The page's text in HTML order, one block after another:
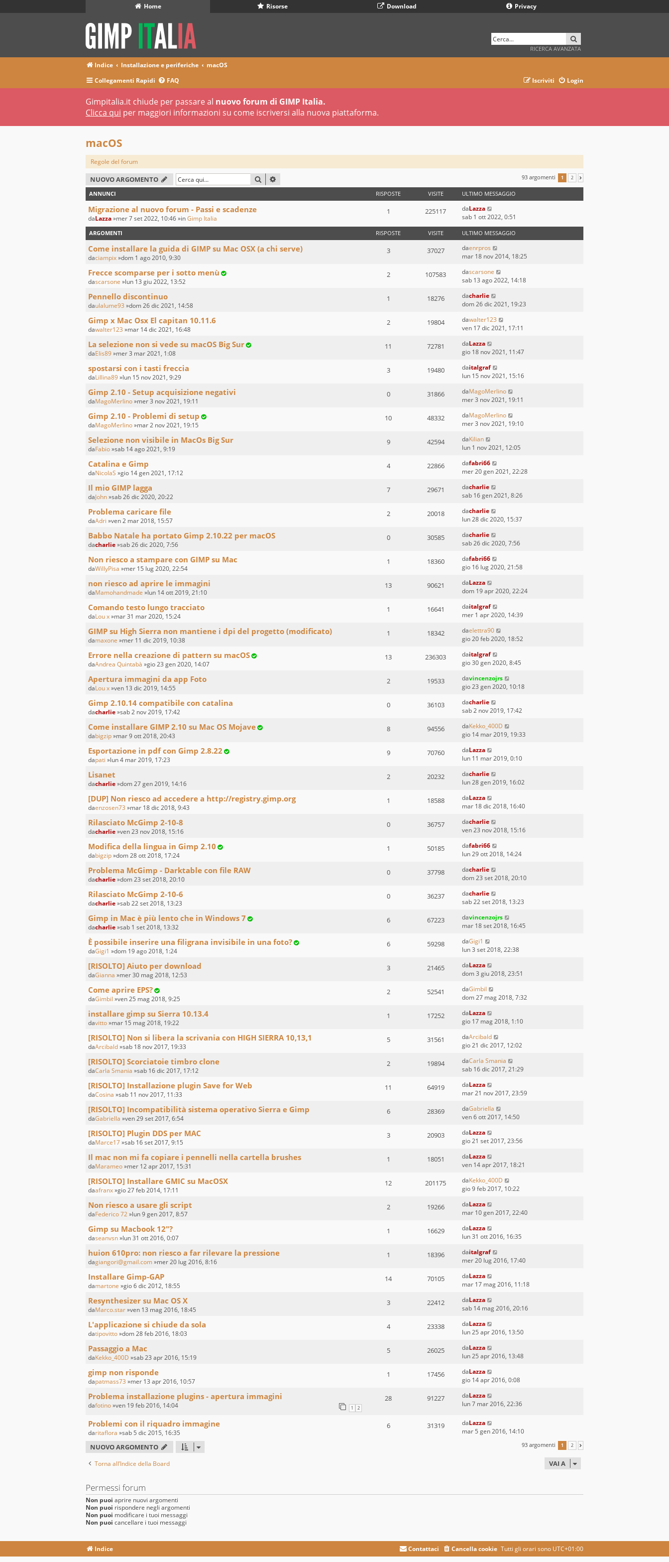
Home Risorse Download Privacy
RICERCA AVANZATA
Indice Installazione e periferiche
macOS
Collegamenti Rapidi
FAQ Login
Iscriviti
Gimpitalia.it chiude per passare al nuovo forum di GIMP Italia.
Clicca qui per maggiori informazioni su come iscriversi alla nuova piattaforma.
macOS
Regole del forum
NUOVO ARGOMENTO CERCA 93 argomenti 1 2
ANNUNCI RISPOSTE VISITE ULTIMO MESSAGGIO
Migrazione al nuovo forum - Passi e scadenze
daLazza»mer 7 set 2022, 10:46 »inGimp Italia
1 225117 daLazza
sab 1 ott 2022, 0:51
ARGOMENTI RISPOSTE VISITE ULTIMO MESSAGGIO
Come installare la guida di GIMP su Mac OSX (a chi serve)
daciampix»dom 1 ago 2010, 9:30
3 37027 daenrpros
mar 18 nov 2014, 18:25
Frecce scomparse per i sotto menù
dascarsone »lun 13 giu 2022, 13:52
2 107583 dascarsone
sab 13 ago 2022, 14:18
Pennello discontinuo
daulalume93 »dom 26 dic 2021, 14:58
1 18276 dacharlie
dom 26 dic 2021, 19:23
Gimp x Mac Osx El capitan 10.11.6
dawalter123 »mar 14 dic 2021, 16:48
2 19804 dawalter123
ven 17 dic 2021, 17:11
La selezione non si vede su macOS Big Sur
daElis89»mer 3 mar 2021, 1:08
11 72781 daLazza
gio 18 nov 2021, 11:47
spostarsi con i tasti freccia
daLillina89»lun 15 nov 2021, 9:29
3 19480 daitalgraf
lun 15 nov 2021, 15:16
Gimp 2.10 - Setup acquisizione negativi
daMagoMerlino»mer 3 nov 2021, 19:11
0 31866 daMagoMerlino
mer 3 nov 2021, 19:11
Gimp 2.10 - Problemi di setup
daMagoMerlino»mar 2 nov 2021, 19:15
10 48332 daMagoMerlino
mer 3 nov 2021, 19:10
Selezione non visibile in MacOs Big Sur
daFabio»sab 14 ago 2021, 9:19
9 42594 daKilian
lun 1 nov 2021, 12:05
Catalina e Gimp
daNicolaS »gio 14 gen 2021, 17:12
4 22866 dafabri66
mer 20 gen 2021, 22:28
Il mio GIMP lagga
daJohn»sab 26 dic 2020, 20:22
7 29671 dacharlie
sab 16 gen 2021, 8:26
Problema caricare file
daAdri »ven 2 mar 2018, 15:57
2 20018 dacharlie
lun 28 dic 2020, 15:37
Babbo Natale ha portato Gimp 2.10.22 per macOS
dacharlie»sab 26 dic 2020, 7:56
0 30585 dacharlie
sab 26 dic 2020, 7:56
Non riesco a stampare con GIMP su Mac
daWillyPisa »mer 15 lug 2020, 22:54
1 18360 dafabri66
gio 16 lug 2020, 21:58
non riesco ad aprire le immagini
daMamohandmade »lun 14 ott 2019, 21:10
13 90621 daLazza
dom 19 apr 2020, 22:24
Comando testo lungo tracciato
daLou x»mar 31 mar 2020, 15:24
1 16641 daitalgraf
mer 1 apr 2020, 14:39
GIMP su High Sierra non mantiene i dpi del progetto (modificato)
damaxone »mer 11 dic 2019, 10:38
1 18342 daelettra90
gio 20 feb 2020, 18:52
Errore nella creazione di pattern su macOS
daAndrea Quintabà »gio 23 gen 2020, 14:07
13 236303 daitalgraf
gio 30 gen 2020, 8:45
Apertura immagini da app Foto
daLou x»ven 13 dic 2019, 14:55
2 19533 davincenzojrs
gio 23 gen 2020, 10:18
Gimp 2.10.14 compatibile con catalina
dacharlie»sab 2 nov 2019, 17:42
0 36103 dacharlie
sab 2 nov 2019, 17:42
Come installare GIMP 2.10 su Mac OS Mojave
dabigzip»mar 9 ott 2018, 20:43
8 94556 daKekko_400D
gio 14 mar 2019, 19:33
Esportazione in pdf con Gimp 2.8.22
dapati »lun 4 mar 2019, 17:23
9 70760 daLazza
lun 11 mar 2019, 0:10
Lisanet
dacharlie»dom 27 gen 2019, 14:16
2 20232 dacharlie
lun 28 gen 2019, 16:02
[DUP] Non riesco ad accedere a http://registry.gimp.org
daenzosen73 »mar 18 dic 2018, 9:43
1 18588 daLazza
mar 18 dic 2018, 16:40
Rilasciato McGimp 2-10-8
dacharlie»ven 23 nov 2018, 15:16
0 36757 dacharlie
ven 23 nov 2018, 15:16
Modifica della lingua in Gimp 2.10
dabigzip»dom 28 ott 2018, 17:24
1 50185 dafabri66
lun 29 ott 2018, 14:24
Problema McGimp - Darktable con file RAW
dacharlie»dom 23 set 2018, 20:10
0 37798 dacharlie
dom 23 set 2018, 20:10
Rilasciato McGimp 2-10-6
dacharlie»sab 22 set 2018, 13:23
0 36237 dacharlie
sab 22 set 2018, 13:23
Gimp in Mac è più lento che in Windows 7
dacharlie»sab 1 set 2018, 13:32
6 67223 davincenzojrs
mar 18 set 2018, 16:45
È possibile inserire una filigrana invisibile in una foto?
daGigi1 »dom 19 ago 2018, 1:24
6 59298 daGigi1
lun 3 set 2018, 22:38
[RISOLTO] Aiuto per download
daGianna »mer 30 mag 2018, 12:53
3 21465 daLazza
dom 3 giu 2018, 23:51
Come aprire EPS?
daGimbil »ven 25 mag 2018, 9:25
2 52541 daGimbil
dom 27 mag 2018, 7:32
installare gimp su Sierra 10.13.4
davitto»mar 15 mag 2018, 19:22
1 17252 daLazza
gio 17 mag 2018, 1:10
[RISOLTO] Non si libera la scrivania con HIGH SIERRA 10,13,1
daArcibald»sab 18 nov 2017, 19:33
5 31561 daArcibald
gio 21 dic 2017, 12:02
[RISOLTO] Scorciatoie timbro clone
daCarla Smania »sab 16 dic 2017, 17:12
2 19894 daCarla Smania
sab 16 dic 2017, 21:29
[RISOLTO] Installazione plugin Save for Web
daCosina »sab 11 nov 2017, 11:33
11 64919 daLazza
mar 21 nov 2017, 23:59
[RISOLTO] Incompatibilità sistema operativo Sierra e Gimp
daGabriella »ven 29 set 2017, 6:54
6 28369 daGabriella
ven 6 ott 2017, 14:50
[RISOLTO] Plugin DDS per MAC
daMarce17»sab 16 set 2017, 9:15
3 20903 daLazza
gio 21 set 2017, 23:56
Il mac non mi fa copiare i pennelli nella cartella brushes
daMarameo»mer 12 apr 2017, 15:31
1 18051 daLazza
ven 14 apr 2017, 18:21
[RISOLTO] Installare GMIC su MacOSX
daafranx»gio 27 feb 2014, 17:11
12 201175 daKekko_400D
gio 9 feb 2017, 10:22
Non riesco a usare gli script
daFederico 72»lun 9 gen 2017, 8:57
2 19266 daLazza
mar 10 gen 2017, 22:40
Gimp su Macbook 12"?
daseanvsn»lun 31 ott 2016, 0:07
1 16629 daLazza
lun 31 ott 2016, 16:35
huion 610pro: non riesco a far rilevare la pressione
dagiangori@gmail.com»mer 20 lug 2016, 8:16
1 18396 daitalgraf
mer 20 lug 2016, 17:40
Installare Gimp-GAP
damartone »gio 6 dic 2012, 18:55
14 70105 daLazza
mar 17 mag 2016, 11:18
Resynthesizer su Mac OS X
daMarco.star»ven 13 mag 2016, 18:45
3 22412 daLazza
sab 14 mag 2016, 20:16
L'applicazione si chiude da sola
datipovitto»dom 28 feb 2016, 18:03
4 23338 daLazza
lun 25 apr 2016, 13:50
Passaggio a Mac
daKekko_400D »sab 23 apr 2016, 15:19
5 26025 daLazza
lun 25 apr 2016, 13:48
gimp non risponde
dapatmass73 »mer 13 apr 2016, 10:57
1 17456 daLazza
gio 14 apr 2016, 0:08
Problema installazione plugins - apertura immagini
dafotino»ven 19 feb 2016, 14:04 1 2
28 91227 daLazza
lun 7 mar 2016, 22:36
Problemi con il riquadro immagine
daritaflora »sab 5 dic 2015, 16:35
6 31319 daLazza
mar 5 gen 2016, 14:10
NUOVO ARGOMENTO 93 argomenti 1 2
Torna all’Indice della Board VAI A
Permessi forum
Non puoi aprire nuovi argomenti
Non puoi rispondere negli argomenti
Non puoi modificare i tuoi messaggi
Non puoi cancellare i tuoi messaggi
Indice Tutti gli orari sono UTC+01:00
Cancella cookie
Contattaci